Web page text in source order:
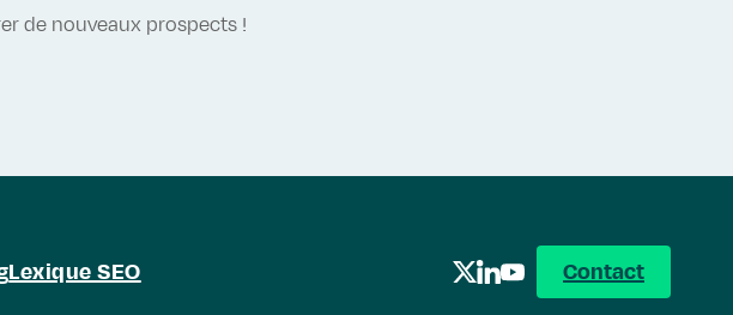
de nouveaux prospects !
Lexique SEO Contact